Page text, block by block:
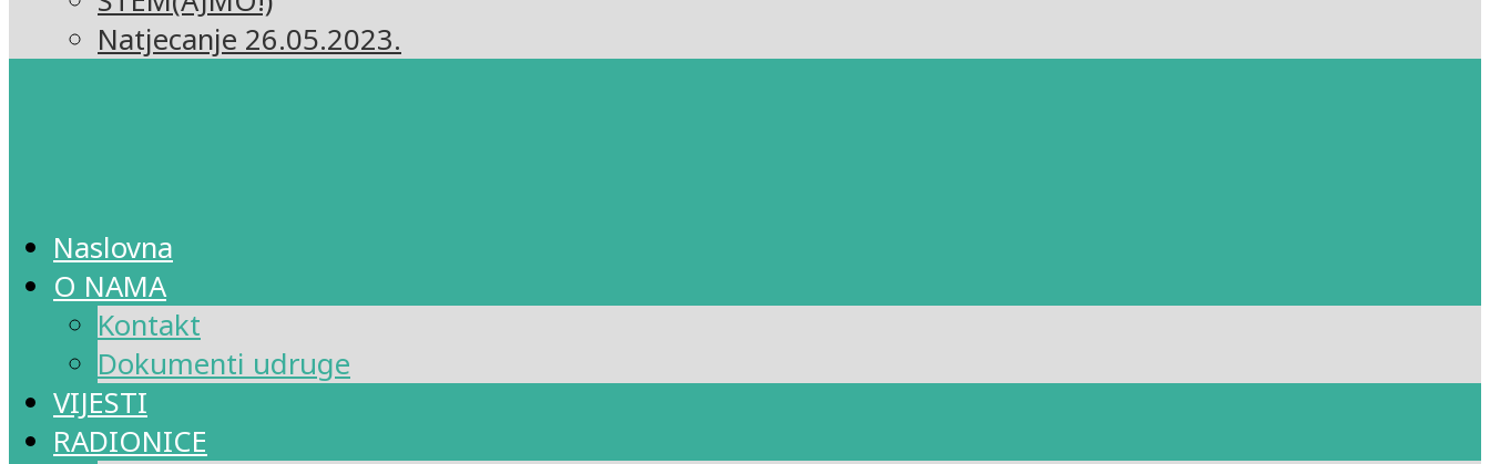
Natjecanje 26.05.2023.
Naslovna
O NAMA
Kontakt
Dokumenti udruge
VIJESTI
RADIONICE